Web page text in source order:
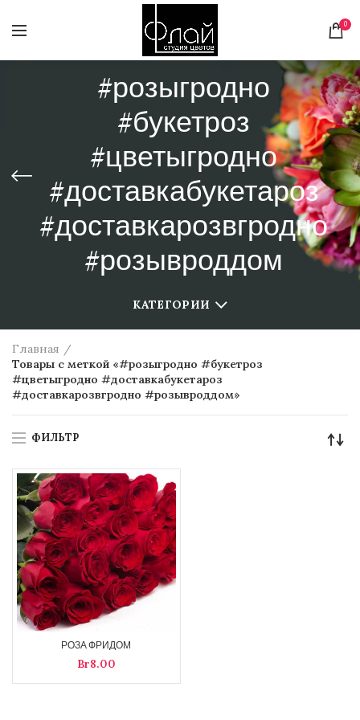
0
#розыгродно
#букетроз
#цветыгродно
#доставкабукетароз
#доставкарозвгродно
#розывроддом
КАТЕГОРИИ
Главная
Товары с меткой «#розыгродно #букетроз
#цветыгродно #доставкабукетароз
#доставкарозвгродно #розывроддом»
ФИЛЬТР
РОЗА ФРИДОМ
Br